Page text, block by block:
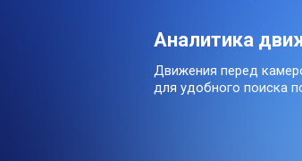
Аналитика
Движения перед
для удобного поиска